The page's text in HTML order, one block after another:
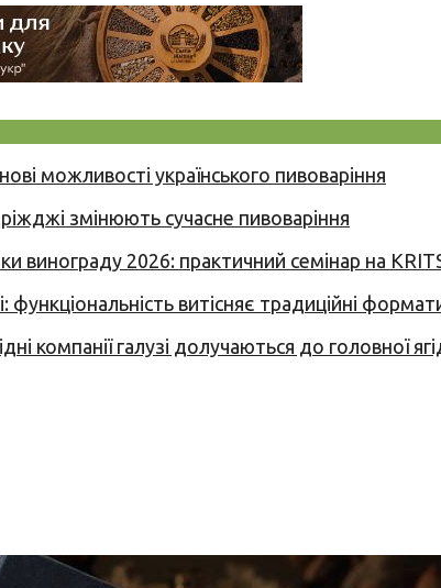
можливості українського пивоваріння
змінюють сучасне пивоваріння
винограду 2026: практичний семінар на
функціональність витісняє традиційні
компанії галузі долучаються до головної